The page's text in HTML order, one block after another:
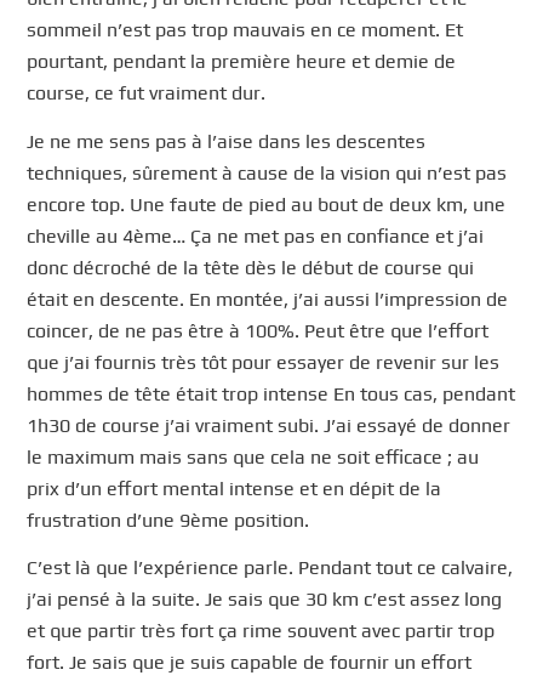
sommeil n’est pas trop mauvais en ce moment. Et
pourtant, pendant la première heure et demie de
course, ce fut vraiment dur.
Je ne me sens pas à l’aise dans les descentes
techniques, sûrement à cause de la vision qui n’est pas
encore top. Une faute de pied au bout de deux km, une
cheville au 4ème… Ça ne met pas en confiance et j’ai
donc décroché de la tête dès le début de course qui
était en descente. En montée, j’ai aussi l’impression de
coincer, de ne pas être à 100%. Peut être que l’effort
que j’ai fournis très tôt pour essayer de revenir sur les
hommes de tête était trop intense En tous cas, pendant
1h30 de course j’ai vraiment subi. J’ai essayé de donner
le maximum mais sans que cela ne soit efficace ; au
prix d’un effort mental intense et en dépit de la
frustration d’une 9ème position.
C’est là que l’expérience parle. Pendant tout ce calvaire,
j’ai pensé à la suite. Je sais que 30 km c’est assez long
et que partir très fort ça rime souvent avec partir trop
fort. Je sais que je suis capable de fournir un effort